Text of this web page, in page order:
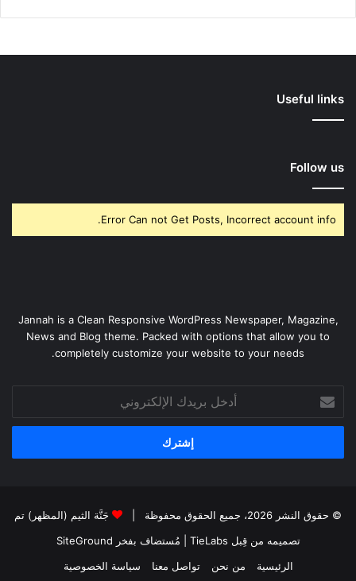
Useful links
Follow us
Error Can not Get Posts, Incorrect account info.
Jannah is a Clean Responsive WordPress Newspaper, Magazine,
News and Blog theme. Packed with options that allow you to
completely customize your website to your needs.
بريدك
الإلكتروني
© حقوق النشر 2026، جميع الحقوق محفوظة |
جَنَّة الثيم (المظهر) تم
تصميمه من قِبل TieLabs
| مُستضاف بفخر SiteGround
الرئيسية
من نحن تواصل معنا سياسة الخصوصية